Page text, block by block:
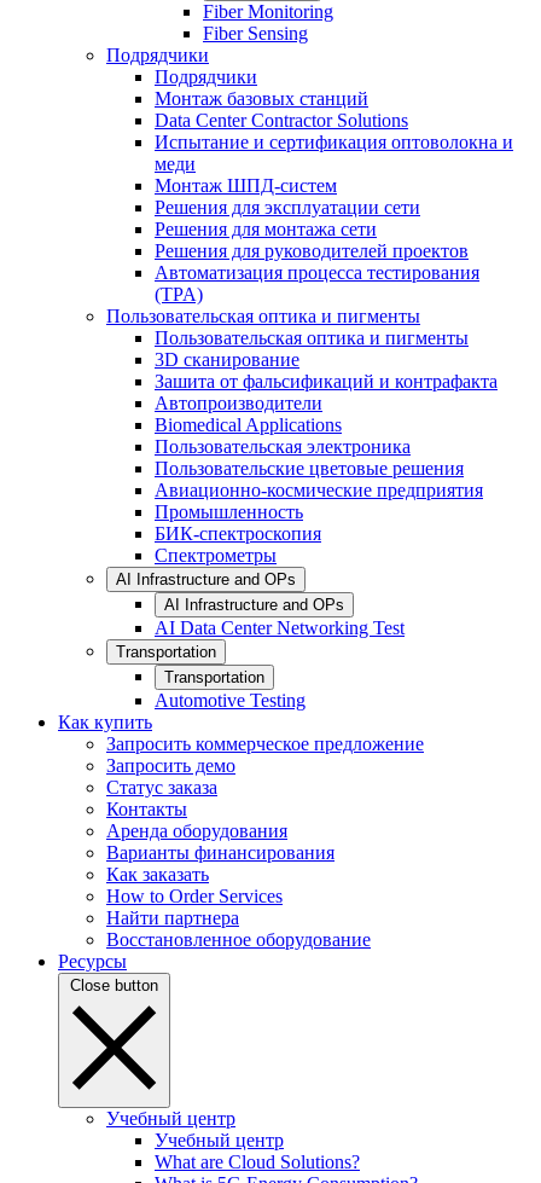
Fiber Monitoring
Fiber Sensing
Подрядчики
Подрядчики
Монтаж базовых станций
Data Center Contractor Solutions
Испытание и сертификация оптоволокна и
меди
Монтаж ШПД-систем
Решения для эксплуатации сети
Решения для монтажа сети
Решения для руководителей проектов
Автоматизация процесса тестирования
(TPA)
Пользовательская оптика и пигменты
Пользовательская оптика и пигменты
3D сканирование
Зашита от фальсификаций и контрафакта
Автопроизводители
Biomedical Applications
Пользовательская электроника
Пользовательские цветовые решения
Авиационно-космические предприятия
Промышленность
БИК-спектроскопия
Спектрометры
AI Infrastructure and OPs
AI Infrastructure and OPs
AI Data Center Networking Test
Transportation
Transportation
Automotive Testing
Как купить
Запросить коммерческое предложение
Запросить демо
Статус заказа
Контакты
Аренда оборудования
Варианты финансирования
Как заказать
How to Order Services
Найти партнера
Восстановленное оборудование
Ресурсы
Close button
Учебный центр
Учебный центр
What are Cloud Solutions?